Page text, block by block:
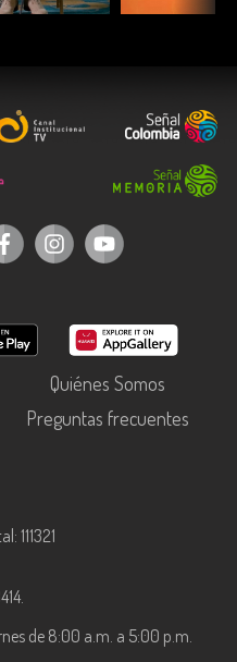
Quiénes Somos
Preguntas frecuentes
111321
de 8:00 a.m. a 5:00 p.m.